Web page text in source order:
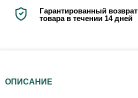
Гарантированный возврат
товара в течении 14 дней
ОПИСАНИЕ